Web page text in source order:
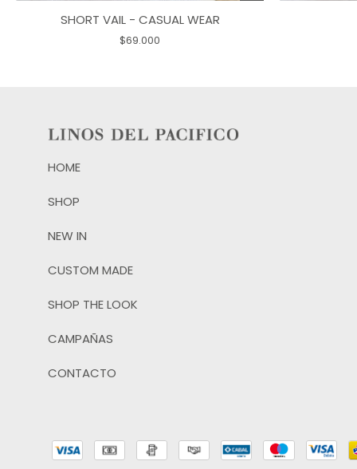
SHORT VAIL - CASUAL WEAR
$69.000
HOME
SHOP
NEW IN
CUSTOM MADE
SHOP THE LOOK
CAMPAÑAS
CONTACTO